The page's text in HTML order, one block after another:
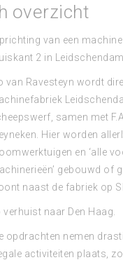
overzicht
van een
2 in Leidschendam.
van Ravesteyn wordt
samen met
Hier worden
en ‘alle
gebouwd of
naast de fabriek op
verhuist naar Den Haag.
opdrachten nemen
activiteiten plaats,